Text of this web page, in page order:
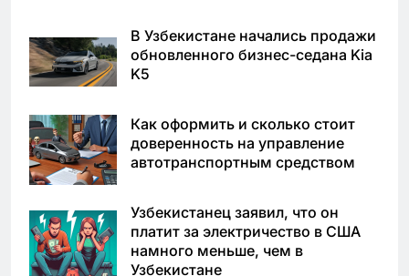
В Узбекистане начались продажи
обновленного бизнес-седана Kia
K5
Как оформить и сколько стоит
доверенность на управление
автотранспортным средством
Узбекистанец заявил, что он
платит за электричество в США
намного меньше, чем в
Узбекистане